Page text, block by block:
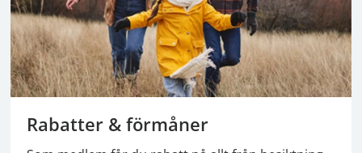
Rabatter & förmåner